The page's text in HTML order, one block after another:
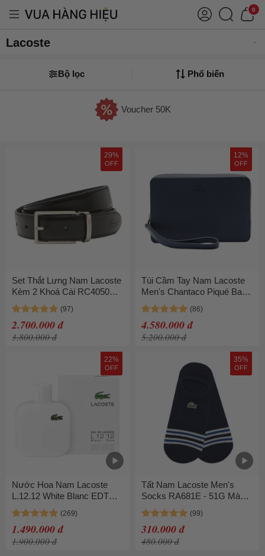
0
Lacoste
Bộ lọc Phổ biến
Voucher 50K
29%
OFF
Set Thắt Lưng Nam Lacoste
Kèm 2 Khoá Cài RC4050
672 Bản 3cm Màu Đen Size
110
2.700.000 đ
3.800.000 đ
12%
OFF
Túi Cầm Tay Nam Lacoste
Men's Chantaco Piqué Bag
NH2922 - 021 Màu Xanh
Navy
4.580.000 đ
5.200.000 đ
22%
OFF
Nước Hoa Nam Lacoste
L.12.12 White Blanc EDT
100ml
1.490.000 đ
1.900.000 đ
35%
OFF
Tất Nam Lacoste Men's
Socks RA681E - 51G Màu
Xanh Navy
310.000 đ
480.000 đ